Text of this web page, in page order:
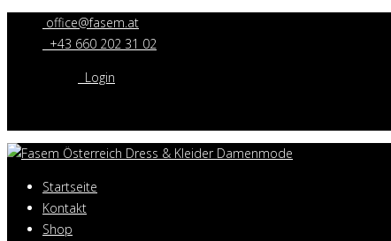
office@fasem.at
+43 660 202 31 02
Login
Startseite
Kontakt
Shop